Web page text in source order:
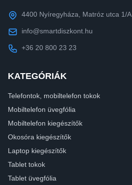
4400 Nyíregyháza, Matróz utca 1/A
info@smartdiszkont.hu
+36 20 800 23 23
KATEGÓRIÁK
Telefontok, mobiltelefon tokok
Mobiltelefon üvegfólia
Mobiltelefon kiegészítők
Okosóra kiegészítők
Laptop kiegészítők
Tablet tokok
Tablet üvegfólia